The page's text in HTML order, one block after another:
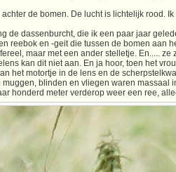
de bomen. De lucht is lichtelijk rood.
de dassenburcht, die ik een paar jaar
reebok en -geit die tussen de bomen aan
maar met een ander stelletje. En.....
kan dit niet aan. En ja hoor, toen het
het motortje in de lens en de
muggen, blinden en vliegen waren
honderd meter verderop weer een ree,